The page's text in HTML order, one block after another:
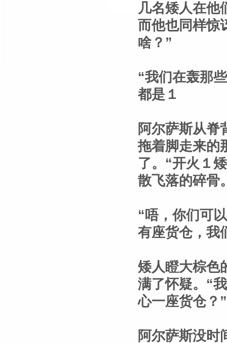
几名矮人在他
而他也同样惊
啥？”
“我们在轰那
都是１
阿尔萨斯从脊
拖着脚走来的
了。“开火１
散飞落的碎骨
“唔，你们可
有座货仓，我
矮人瞪大棕色
满了怀疑。“
心一座货仓？”
阿尔萨斯没时